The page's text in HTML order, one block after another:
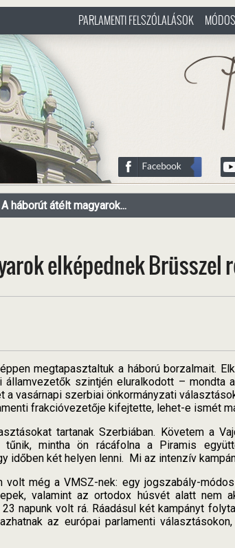
http://
PARLAMENTI FELSZÓLALÁSOK
A háborút átélt magyarok...
elképednek Brüsszel
megtapasztaltuk a háború borzalmait.
szintjén eluralkodott – mondta
a vasárnapi szerbiai önkormányzati
frakcióvezetője kifejtette, lehet-e ismét
tartanak Szerbiában. Követem a
tűnik, mintha ön rácáfolna a Piramis
időben két helyen lenni. Mi az intenzív
volt még a VMSZ-nek: egy jogszabály-
valamint az ortodox húsvét alatt nem
napunk volt rá. Ráadásul két kampányt
az európai parlamenti